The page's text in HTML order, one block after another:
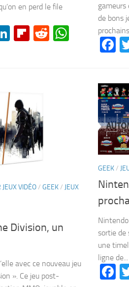
en perd le file
LinkedIn
Flipboard
Reddit
gameurs
de bons
JEUX VIDÉO/ GEEK/ JEUX
Division, un
avec ce nouveau jeu
». Ce jeu post-
GEEK/
sortie de
une
ligne de...